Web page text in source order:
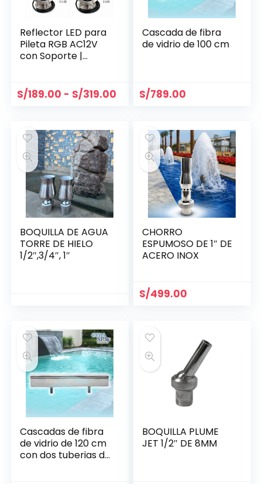
Reflector LED para
Pileta RGB AC12V
con Soporte |
S/189.00 - S/319.00
Cascada de fibra
de vidrio de 100 cm
S/789.00
BOQUILLA DE AGUA
TORRE DE HIELO
1/2″,3/4″, 1″
CHORRO
ESPUMOSO DE 1″ DE
ACERO INOX
S/499.00
Cascadas de fibra
de vidrio de 120 cm
con dos tuberias de
BOQUILLA PLUME
JET 1/2″ DE 8MM